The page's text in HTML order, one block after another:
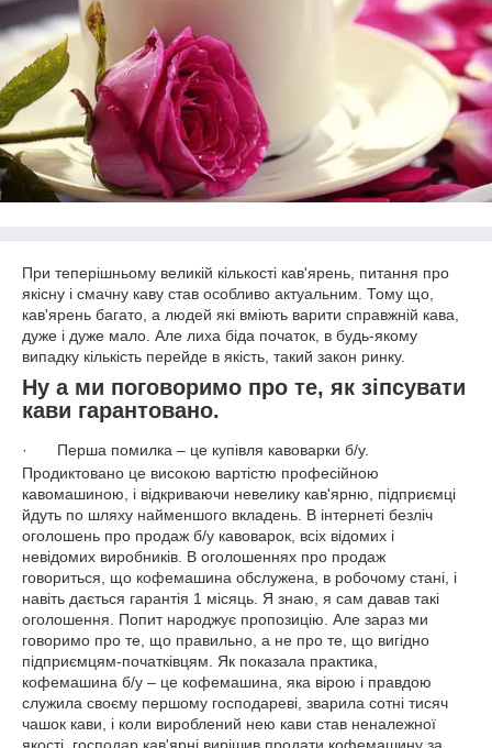
При теперішньому великій кількості кав'ярень, питання про
якісну і смачну каву став особливо актуальним. Тому що,
кав'ярень багато, а людей які вміють варити справжній кава,
дуже і дуже мало. Але лиха біда початок, в будь-якому
випадку кількість перейде в якість, такий закон ринку.
Ну а ми поговоримо про те, як зіпсувати
кави гарантовано.
·
Перша помилка – це купівля кавоварки б/у.
Продиктовано це високою вартістю професійною
кавомашиною, і відкриваючи невелику кав'ярню, підприємці
йдуть по шляху найменшого вкладень. В інтернеті безліч
оголошень про продаж б/у кавоварок, всіх відомих і
невідомих виробників. В оголошеннях про продаж
говориться, що кофемашина обслужена, в робочому стані, і
навіть дається гарантія 1 місяць. Я знаю, я сам давав такі
оголошення. Попит народжує пропозицію. Але зараз ми
говоримо про те, що правильно, а не про те, що вигідно
підприємцям-початківцям. Як показала практика,
кофемашина б/у – це кофемашина, яка вірою і правдою
служила своєму першому господареві, зварила сотні тисяч
чашок кави, і коли вироблений нею кави став неналежної
якості, господар кав'ярні вирішив продати кофемашину за